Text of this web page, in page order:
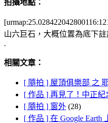
拍攝地點：
山六巨石，大概位置為底下
.
相關文章：
[ 隨拍 ] 屋頂俱樂部 之
[ 作品 ] 再見了！中正紀
[ 隨拍 ] 窗外 (28)
[ 作品 ] 在 Google Earth